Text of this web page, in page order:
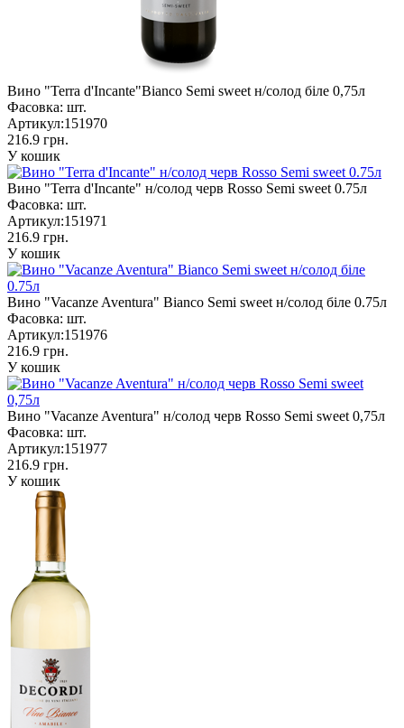
Вино "Terra d'Incante"Bianco Semi sweet н/солод біле 0,75л
Фасовка: шт.
Артикул:151970
216.9 грн.
У кошик
Вино "Terra d'Incante" н/солод черв Rosso Semi sweet 0.75л
Фасовка: шт.
Артикул:151971
216.9 грн.
У кошик
Вино "Vacanze Aventura" Bianco Semi sweet н/солод біле 0.75л
Фасовка: шт.
Артикул:151976
216.9 грн.
У кошик
Вино "Vacanze Aventura" н/солод черв Rosso Semi sweet 0,75л
Фасовка: шт.
Артикул:151977
216.9 грн.
У кошик